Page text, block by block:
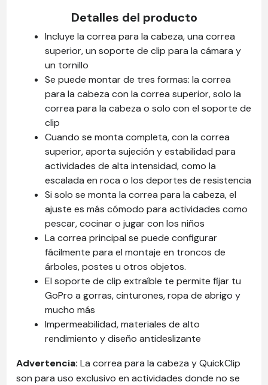
Detalles del producto
Incluye la correa para la cabeza, una correa
superior, un soporte de clip para la cámara y
un tornillo
Se puede montar de tres formas: la correa
para la cabeza con la correa superior, solo la
correa para la cabeza o solo con el soporte de
clip
Cuando se monta completa, con la correa
superior, aporta sujeción y estabilidad para
actividades de alta intensidad, como la
escalada en roca o los deportes de resistencia
Si solo se monta la correa para la cabeza, el
ajuste es más cómodo para actividades como
pescar, cocinar o jugar con los niños
La correa principal se puede configurar
fácilmente para el montaje en troncos de
árboles, postes u otros objetos.
El soporte de clip extraíble te permite fijar tu
GoPro a gorras, cinturones, ropa de abrigo y
mucho más
Impermeabilidad, materiales de alto
rendimiento y diseño antideslizante
Advertencia:La correa para la cabeza y QuickClip
son para uso exclusivo en actividades donde no se